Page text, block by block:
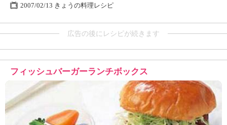
2007/02/13 きょうの料理レシピ
広告の後にレシピが続きます
フィッシュバーガーランチボックス